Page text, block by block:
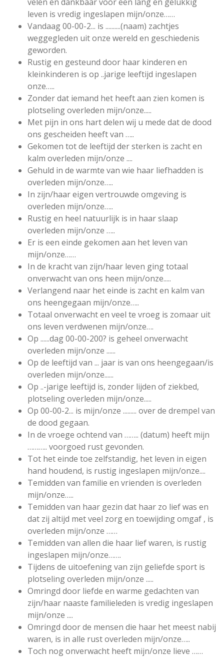
leven is vredig ingeslapen mijn/onze……
Vandaag 00-00-2... is ..........(naam) zachtjes
weggegleden uit onze wereld en geschiedenis
geworden.
Rustig en gesteund door haar kinderen en
kleinkinderen is op ..jarige leeftijd ingeslapen
onze…..
Zonder dat iemand het heeft aan zien komen is
plotseling overleden mijn/onze.....
Met pijn in ons hart delen wij u mede dat de dood
ons gescheiden heeft van …..
Gekomen tot de leeftijd der sterken is zacht en
kalm overleden mijn/onze ....
Gehuld in de warmte van wie haar liefhadden is
overleden mijn/onze…..
In zijn/haar eigen vertrouwde omgeving is
overleden mijn/onze…..
Rustig en heel natuurlijk is in haar slaap
overleden mijn/onze …..
Er is een einde gekomen aan het leven van
mijn/onze……
In de kracht van zijn/haar leven ging totaal
onverwacht van ons heen mijn/onze.....
Verlangend naar het einde is zacht en kalm van
ons heengegaan mijn/onze…..
Totaal onverwacht en veel te vroeg is zomaar uit
ons leven verdwenen mijn/onze….
Op ......dag 00-00-200? is geheel onverwacht
overleden mijn/onze ......
Op de leeftijd van ... jaar is van ons heengegaan/is
overleden mijn/onze......
Op ..-jarige leeftijd is, zonder lijden of ziekbed,
plotseling overleden mijn/onze.....
Op 00-00-2... is mijn/onze ......... over de drempel van
de dood gegaan.
In de vroege ochtend van …….. (datum) heeft mijn
……….. voorgoed rust gevonden.
Tot het einde toe zelfstandig, het leven in eigen
hand houdend, is rustig ingeslapen mijn/onze....
Temidden van familie en vrienden is overleden
mijn/onze…..
Temidden van haar gezin dat haar zo lief was en
dat zij altijd met veel zorg en toewijding omgaf , is
overleden mijn/onze ……
Temidden van allen die haar lief waren, is rustig
ingeslapen mijn/onze…….
Tijdens de uitoefening van zijn geliefde sport is
plotseling overleden mijn/onze .....
Omringd door liefde en warme gedachten van
zijn/haar naaste familieleden is vredig ingeslapen
mijn/onze ....
Omringd door de mensen die haar het meest nabij
waren, is in alle rust overleden mijn/onze…..
Toch nog onverwacht heeft mijn/onze lieve ……